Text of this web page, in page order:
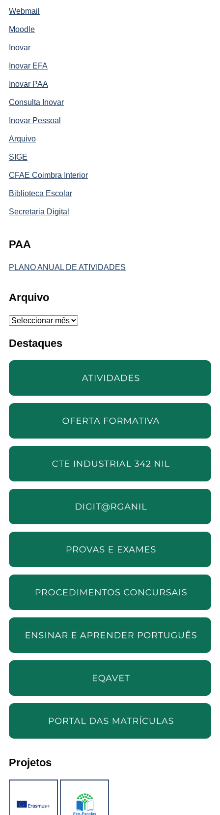
Webmail
Moodle
Inovar
Inovar EFA
Inovar PAA
Consulta Inovar
Inovar Pessoal
Arquivo
SIGE
CFAE Coimbra Interior
Biblioteca Escolar
Secretaria Digital
PAA
PLANO ANUAL DE ATIVIDADES
Arquivo
Arquivo
Destaques
Projetos